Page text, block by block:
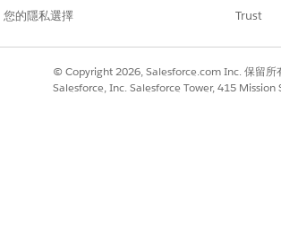
您的隱私選擇
Trust
© Copyright 2026, Salesforce.com Inc. 保留所
Salesforce, Inc. Salesforce Tower, 415